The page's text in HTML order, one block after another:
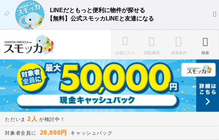
LINEだともっと便利に物件が探せる
【無料】公式スモッカLINEと友達になる
お気に入り 閲覧履歴 検索条件 検索
ただいま 2人 が検討中！
対象者全員に 20,000円 キャッシュバック